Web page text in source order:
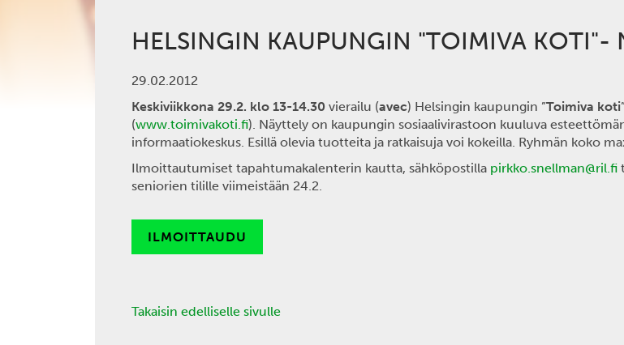
HELSINGIN KAUPUNGIN "TOIMIVA KOTI"-
29.02.2012
Keskiviikkona 29.2. klo 13-14.30 vierailu (avec) Helsingin kaupungin ”Toimiva koti
(www.toimivakoti.fi). Näyttely on kaupungin sosiaalivirastoon kuuluva
informaatiokeskus. Esillä olevia tuotteita ja ratkaisuja voi kokeilla. Ryhmän koko
Ilmoittautumiset tapahtumakalenterin kautta, sähköpostilla pirkko.snellman@ril.fi
seniorien tilille viimeistään 24.2.
ILMOITTAUDU
Takaisin edelliselle sivulle